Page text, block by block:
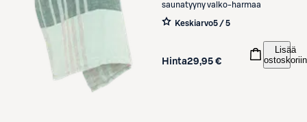
saunatyyny valko-harmaa
Keskiarvo5 / 5
Hinta29,95 €
Lisää
ostoskoriin